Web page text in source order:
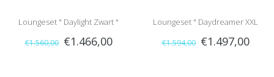
Loungeset " Daylight Zwart "
€1.560,00 €1.466,00
Loungeset " Daydreamer XXL
Zwart "
€1.594,00 €1.497,00